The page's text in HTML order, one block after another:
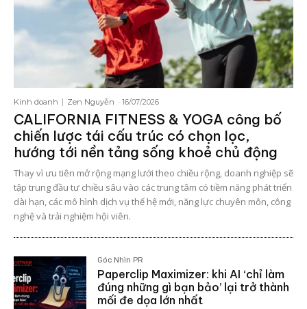
Kinh doanh Zen Nguyễn - 16/07/2026
CALIFORNIA FITNESS & YOGA công bố
chiến lược tái cấu trúc có chọn lọc,
hướng tới nền tảng sống khoẻ chủ động
Thay vì ưu tiên mở rộng mạng lưới theo chiều rộng, doanh nghiệp sẽ
tập trung đầu tư chiều sâu vào các trung tâm có tiềm năng phát triển
dài hạn, các mô hình dịch vụ thế hệ mới, năng lực chuyên môn, công
nghệ và trải nghiệm hội viên.
Góc Nhìn PR
Paperclip Maximizer: khi AI ‘chỉ làm
đúng những gì bạn bảo’ lại trở thành
mối đe dọa lớn nhất